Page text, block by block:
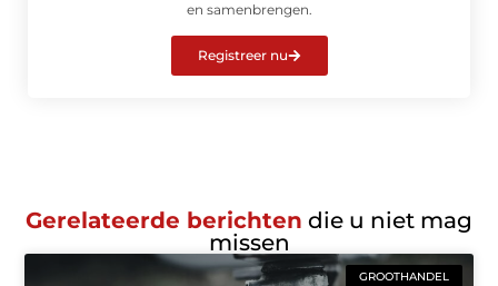
en samenbrengen.
Registreer nu
Gerelateerde berichten die u niet mag
missen
GROOTHANDEL